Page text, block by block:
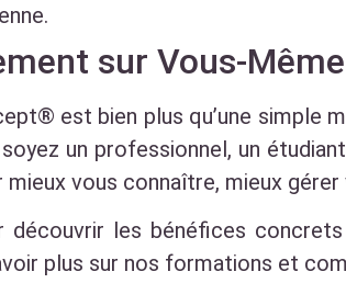
sur Vous-Même
est bien plus qu’une
un professionnel, un
mieux vous connaître, mieux
découvrir les bénéfices
plus sur nos formations et